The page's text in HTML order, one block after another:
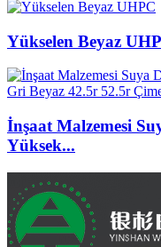
Yükselen Beyaz
İnşaat Malzemesi
Yüksek...